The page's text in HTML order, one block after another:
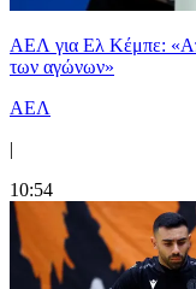
ΑΕΛ για Ελ Κέμπε:
των αγώνων»
ΑΕΛ
|
10:54